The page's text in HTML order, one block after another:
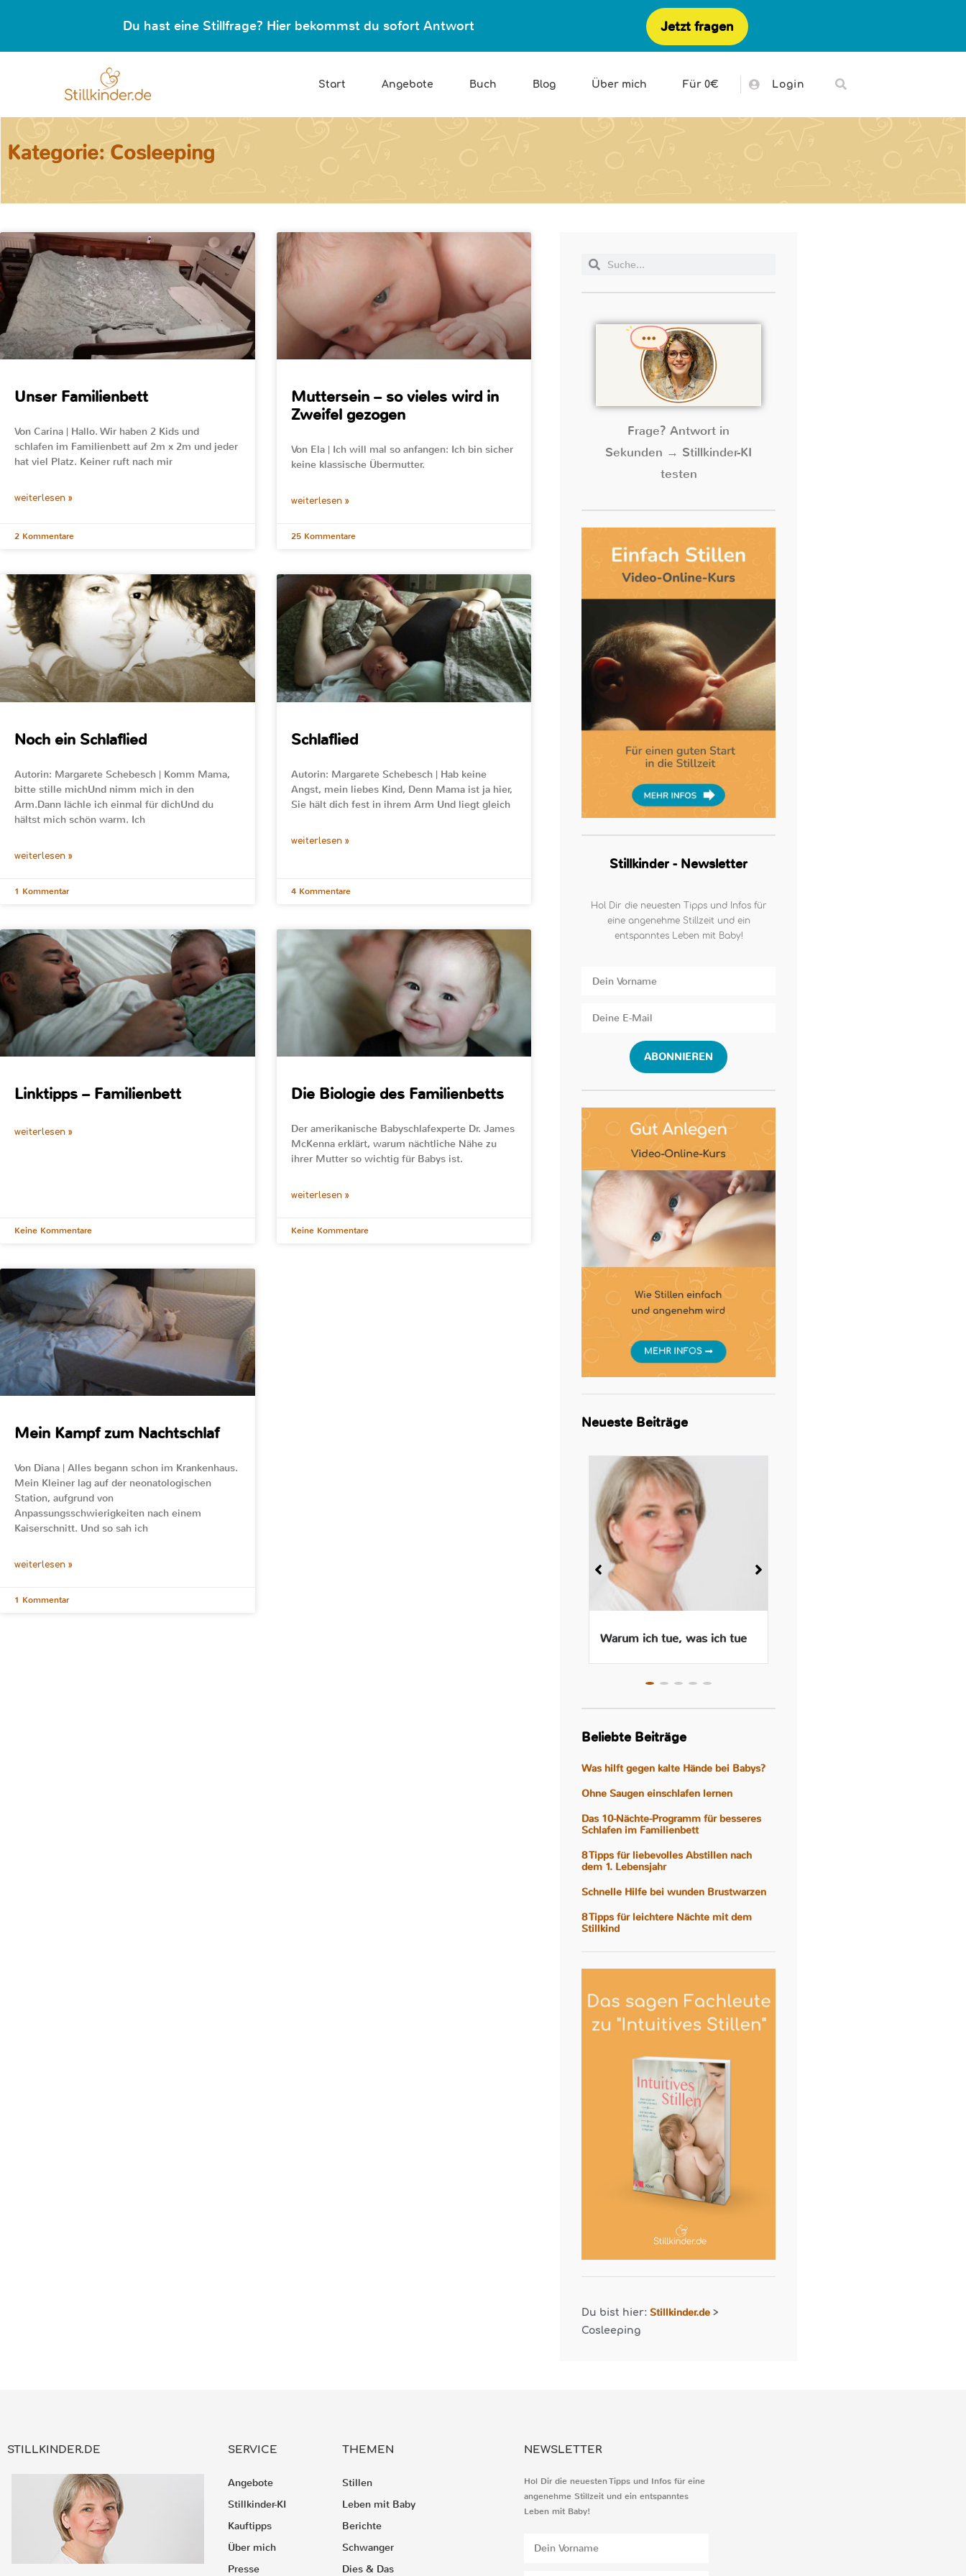
Du hast eine Stillfrage? Hier bekommst du sofort Antwort Jetzt fragen
Start Angebote Buch Blog Über mich Für 0€ Login
Kategorie: Cosleeping
Unser Familienbett
Von Carina | Hallo. Wir haben 2 Kids und
schlafen im Familienbett auf 2m x 2m und jeder
hat viel Platz. Keiner ruft nach mir
weiterlesen »
2 Kommentare
Muttersein – so vieles wird in
Zweifel gezogen
Von Ela | Ich will mal so anfangen: Ich bin sicher
keine klassische Übermutter.
weiterlesen »
25 Kommentare
Noch ein Schlaflied
Autorin: Margarete Schebesch | Komm Mama,
bitte stille michUnd nimm mich in den
Arm.Dann lächle ich einmal für dichUnd du
hältst mich schön warm. Ich
weiterlesen »
1 Kommentar
Schlaflied
Autorin: Margarete Schebesch | Hab keine
Angst, mein liebes Kind, Denn Mama ist ja hier,
Sie hält dich fest in ihrem Arm Und liegt gleich
weiterlesen »
4 Kommentare
Linktipps – Familienbett
weiterlesen »
Keine Kommentare
Die Biologie des Familienbetts
Der amerikanische Babyschlafexperte Dr. James
McKenna erklärt, warum nächtliche Nähe zu
ihrer Mutter so wichtig für Babys ist.
weiterlesen »
Keine Kommentare
Mein Kampf zum Nachtschlaf
Von Diana | Alles begann schon im Krankenhaus.
Mein Kleiner lag auf der neonatologischen
Station, aufgrund von
Anpassungsschwierigkeiten nach einem
Kaiserschnitt. Und so sah ich
weiterlesen »
1 Kommentar
Frage? Antwort in
Sekunden → Stillkinder-KI
testen
Stillkinder - Newsletter
Hol Dir die neuesten Tipps und Infos für
eine angenehme Stillzeit und ein
entspanntes Leben mit Baby!
ABONNIEREN
Neueste Beiträge
Warum ich tue, was ich tue
Beliebte Beiträge
Was hilft gegen kalte Hände bei Babys?
Ohne Saugen einschlafen lernen
Das 10-Nächte-Programm für besseres
Schlafen im Familienbett
8 Tipps für liebevolles Abstillen nach
dem 1. Lebensjahr
Schnelle Hilfe bei wunden Brustwarzen
8 Tipps für leichtere Nächte mit dem
Stillkind
Du bist hier:Stillkinder.de >
Cosleeping
STILLKINDER.DE SERVICE
Angebote
Stillkinder-KI
Kauftipps
Über mich
Presse
THEMEN
Stillen
Leben mit Baby
Berichte
Schwanger
Dies & Das
NEWSLETTER
Hol Dir die neuesten Tipps und Infos für eine
angenehme Stillzeit und ein entspanntes
Leben mit Baby!